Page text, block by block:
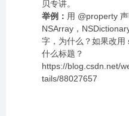
贝专讲。
举例： 用 @property
NSArray，
字，为什么？如果改
什么标题？
https://blog.csdn.net/
tails/88027657